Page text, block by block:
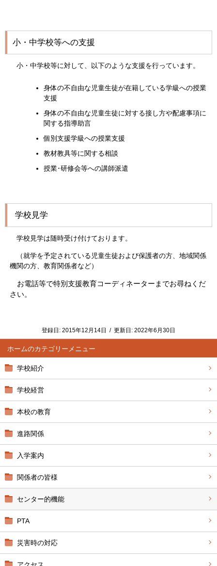
ホーム
学校紹介
学校経営
本校の教育
進路関係
入学案内
関係者の皆様
センター的機能
PTA
災害時の対応
小・中学校等への支援
小・中学校等に対して、以下のような支援を行っています。
身体の不自由な児童生徒が在籍している学級への授業
支援
身体の不自由な児童生徒に対する接し方や配慮事項に
関する指導助言
個別支援学級への授業支援
教材教具等に関する相談
授業･研修会等への講師派遣
学校見学
学校見学は随時受け付けております。
（就学を予定されている児童生徒および保護者の方、地域関係
機関の方、教育関係者など）
お電話等で特別支援教育コーディネーターまでお尋ねくだ
さい。
登録日: 2015年12月14日 / 更新日: 2022年6月30日